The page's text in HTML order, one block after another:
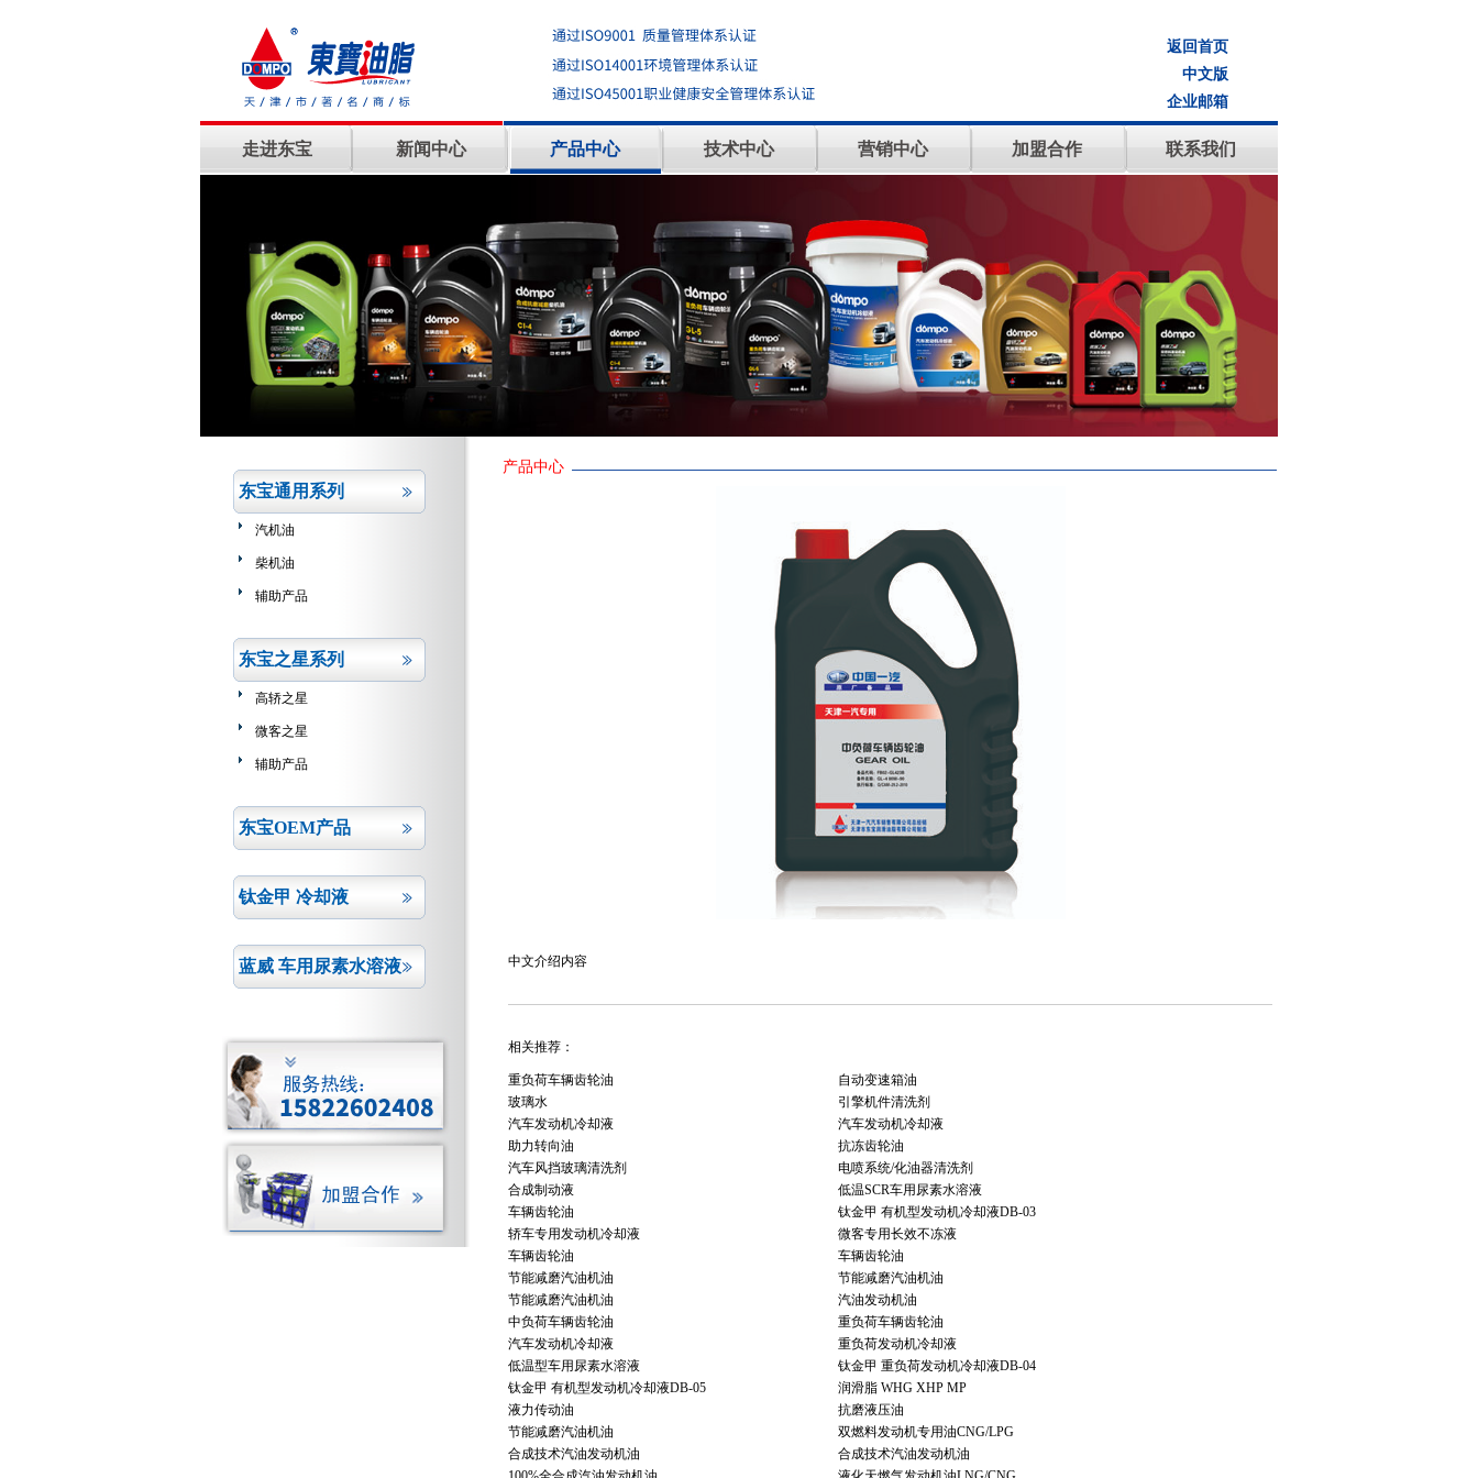
返回首页
中文版
企业邮箱
走进东宝 新闻中心 产品中心 技术中心 营销中心 加盟合作 联系我们
东宝通用系列
汽机油
柴机油
辅助产品
东宝之星系列
高轿之星
微客之星
辅助产品
东宝OEM产品
钛金甲 冷却液
蓝威 车用尿素水溶液
产品中心
中文介绍内容
相关推荐：
重负荷车辆齿轮油
自动变速箱油
玻璃水
引擎机件清洗剂
汽车发动机冷却液
汽车发动机冷却液
助力转向油
抗冻齿轮油
汽车风挡玻璃清洗剂
电喷系统/化油器清洗剂
合成制动液
低温SCR车用尿素水溶液
车辆齿轮油
钛金甲 有机型发动机冷却液DB-03
轿车专用发动机冷却液
微客专用长效不冻液
车辆齿轮油
车辆齿轮油
节能减磨汽油机油
节能减磨汽油机油
节能减磨汽油机油
汽油发动机油
中负荷车辆齿轮油
重负荷车辆齿轮油
汽车发动机冷却液
重负荷发动机冷却液
低温型车用尿素水溶液
钛金甲 重负荷发动机冷却液DB-04
钛金甲 有机型发动机冷却液DB-05
润滑脂 WHG XHP MP
液力传动油
抗磨液压油
节能减磨汽油机油
双燃料发动机专用油CNG/LPG
合成技术汽油发动机油
合成技术汽油发动机油